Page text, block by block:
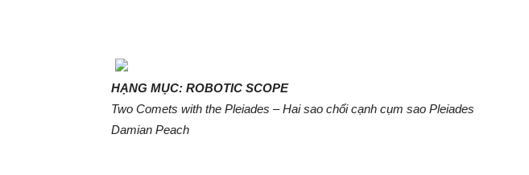
HẠNG MỤC: ROBOTIC SCOPE
Two Comets with the Pleiades – Hai sao chổi cạnh cụm sao Pleiades
Damian Peach